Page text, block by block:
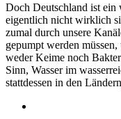
Doch Deutschland ist ein
eigentlich nicht wirklich
zumal durch unsere
gepumpt werden
weder Keime noch
Sinn, Wasser im
stattdessen in den